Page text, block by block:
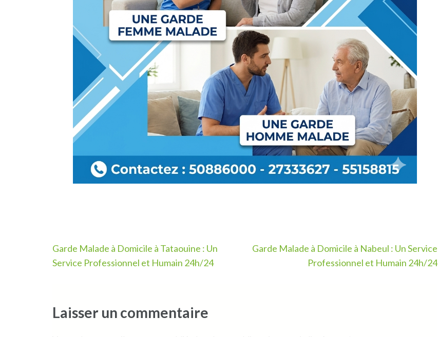
Navigation
de
Garde Malade à Domicile à Tataouine : Un
Service Professionnel et Humain 24h/24
Garde Malade à Domicile à Nabeul : Un Service
Professionnel et Humain 24h/24
Laisser un commentaire